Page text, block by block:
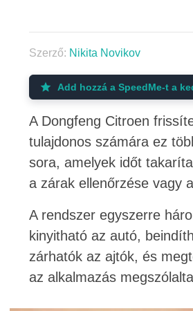
Szerző: Nikita Novikov
Add hozzá a SpeedMe-t a
A Dongfeng Citroen
tulajdonos számára ez
sora, amelyek időt
a zárak ellenőrzése vagy
A rendszer egyszerre
kinyitható az autó,
zárhatók az ajtók, és
az alkalmazás